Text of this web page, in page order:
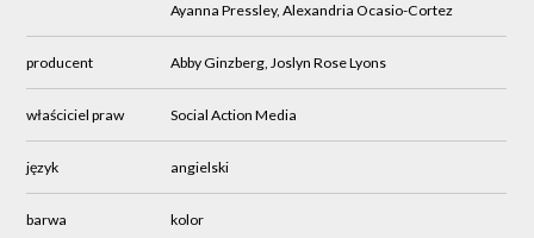
Ayanna Pressley, Alexandria Ocasio-Cortez
producent Abby Ginzberg, Joslyn Rose Lyons
właściciel praw Social Action Media
język angielski
barwa kolor